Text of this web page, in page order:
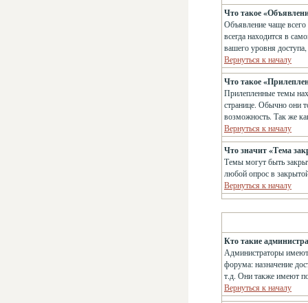
Что такое
Объявление чаще
всегда находится в
вашего уровня
Вернуться к началу
Что такое
Прилепленные темы
странице. Обычно они
возможность. Так же
Вернуться к началу
Что значит «Тема
Темы могут быть
любой опрос в
Вернуться к началу
Кто такие
Администраторы
форума: назначение
т.д. Они также имеют
Вернуться к началу